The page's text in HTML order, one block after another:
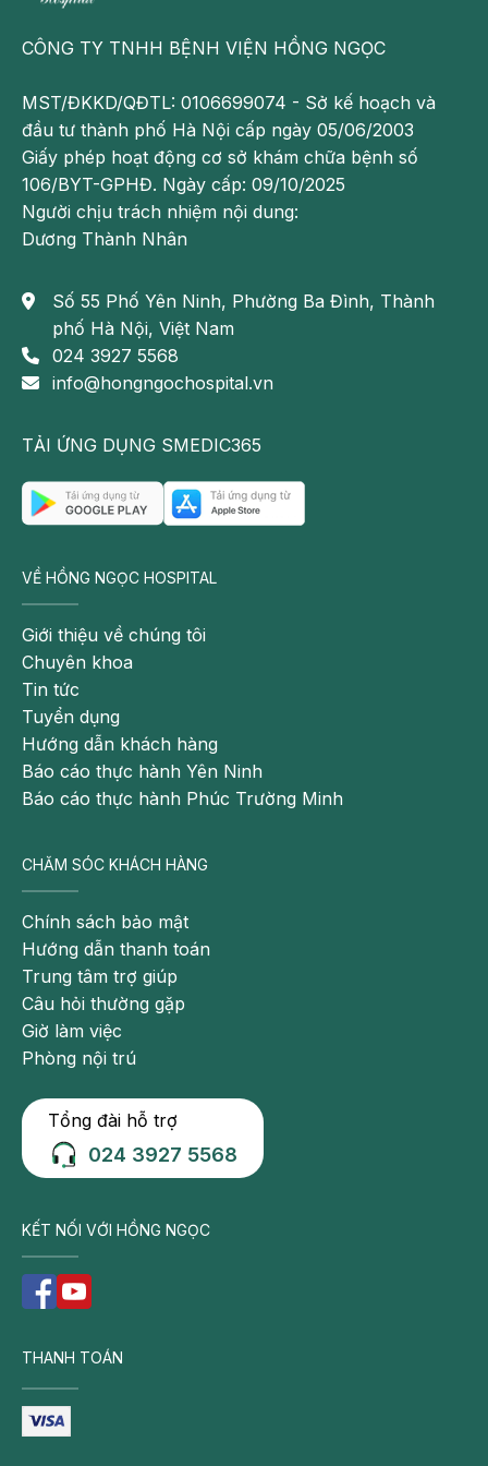
https://www.facebook.com/BenhvienHongNgoc/
CÔNG TY TNHH BỆNH VIỆN HỒNG NGỌC
MST/ĐKKD/QĐTL: 0106699074 - Sở kế hoạch và
đầu tư thành phố Hà Nội cấp ngày 05/06/2003
Giấy phép hoạt động cơ sở khám chữa bệnh số
106/BYT-GPHĐ. Ngày cấp: 09/10/2025
Người chịu trách nhiệm nội dung:
Dương Thành Nhân
Số 55 Phố Yên Ninh, Phường Ba Đình, Thành
phố Hà Nội, Việt Nam
024 3927 5568
info@hongngochospital.vn
TẢI ỨNG DỤNG SMEDIC365
VỀ HỒNG NGỌC HOSPITAL
Giới thiệu về chúng tôi
Chuyên khoa
Tin tức
Tuyển dụng
Hướng dẫn khách hàng
Báo cáo thực hành Yên Ninh
Báo cáo thực hành Phúc Trường Minh
CHĂM SÓC KHÁCH HÀNG
Chính sách bảo mật
Hướng dẫn thanh toán
Trung tâm trợ giúp
Câu hỏi thường gặp
Giờ làm việc
Phòng nội trú
Tổng đài hỗ trợ
024 3927 5568
KẾT NỐI VỚI HỒNG NGỌC
THANH TOÁN